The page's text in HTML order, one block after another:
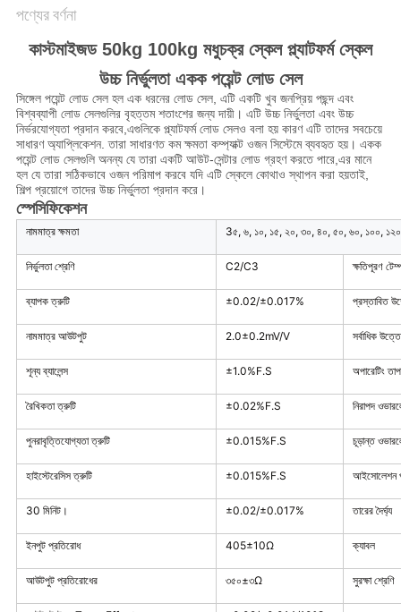
পণ্যের বর্ণনা
কাস্টমাইজড 50kg 100kg মধুচক্র স্কেল প্ল্যাটফর্ম স্কেল
উচ্চ নির্ভুলতা একক পয়েন্ট লোড সেল
সিঙ্গেল পয়েন্ট লোড সেল হল এক ধরনের লোড সেল, এটি একটি খুব জনপ্রিয় পছন্দ এবং
বিশ্বব্যাপী লোড সেলগুলির বৃহত্তম শতাংশের জন্য দায়ী। এটি উচ্চ নির্ভুলতা এবং উচ্চ
নির্ভরযোগ্যতা প্রদান করবে,এগুলিকে প্ল্যাটফর্ম লোড সেলও বলা হয় কারণ এটি তাদের সবচেয়ে
সাধারণ অ্যাপ্লিকেশন. তারা সাধারণত কম ক্ষমতা কম্প্যাক্ট ওজন সিস্টেমে ব্যবহৃত হয়। একক
পয়েন্ট লোড সেলগুলি অনন্য যে তারা একটি আউট-সেন্টার লোড গ্রহণ করতে পারে,এর মানে
হল যে তারা সঠিকভাবে ওজন পরিমাপ করবে যদি এটি স্কেলে কোথাও স্থাপন করা হয়তাই,
শিল্প প্রয়োগে তাদের উচ্চ নির্ভুলতা প্রদান করে।
স্পেসিফিকেশন
নামমাত্র ক্ষমতা 3৫, ৬, ১০, ১৫, ২০, ৩০, ৪০, ৫০, ৬০, ১০০, ১২০
নির্ভুলতা শ্রেণি C2/C3 ক্ষতিপূরণ
ব্যাপক ত্রুটি ±0.02/±0.017% প্রস্তাবিত
নামমাত্র আউটপুট 2.0±0.2mV/V সর্বাধিক
শূন্য ব্যালেন্স ±1.0%F.S অপারেটিং
রৈখিকতা ত্রুটি ±0.02%F.S নিরাপদ
পুনরাবৃত্তিযোগ্যতা ত্রুটি ±0.015%F.S চূড়ান্ত
হাইস্টেরেসিস ত্রুটি ±0.015%F.S আইসোলেশন
30 মিনিট। ±0.02/±0.017% তারের দৈর্ঘ্য
ইনপুট প্রতিরোধ 405±10Ω ক্যাবল
আউটপুট প্রতিরোধের ৩৫০±৩Ω সুরক্ষা শ্রেণি